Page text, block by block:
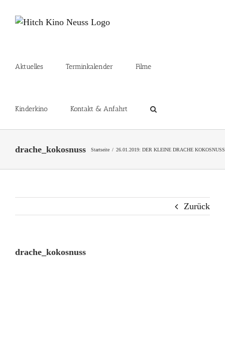
Inhalt
Aktuelles Terminkalender Filme
Kinderkino Kontakt & Anfahrt
drache_kokosnuss Startseite 26.01.2019: DER KLEINE DRACHE KOKOSNUSS
Zurück
drache_kokosnuss